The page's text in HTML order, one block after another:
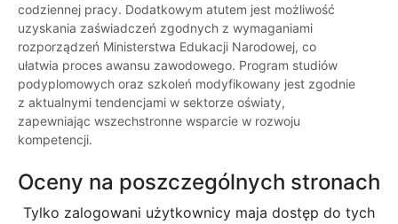
codziennej pracy. Dodatkowym atutem jest możliwość
uzyskania zaświadczeń zgodnych z wymaganiami
rozporządzeń Ministerstwa Edukacji Narodowej, co
ułatwia proces awansu zawodowego. Program studiów
podyplomowych oraz szkoleń modyfikowany jest zgodnie
z aktualnymi tendencjami w sektorze oświaty,
zapewniając wszechstronne wsparcie w rozwoju
kompetencji.
Oceny na poszczególnych stronach
Tylko zalogowani użytkownicy maja dostęp do tych